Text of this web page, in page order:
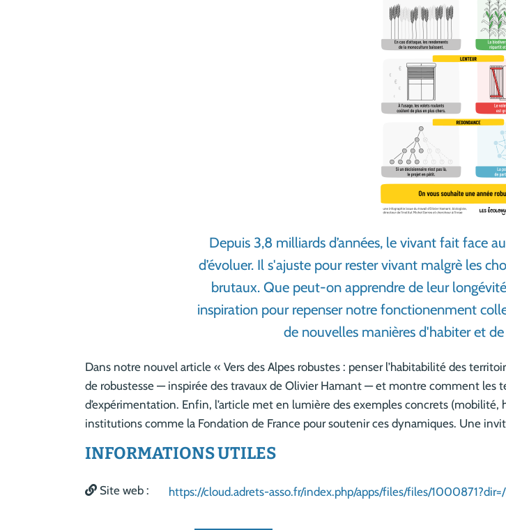
Depuis 3,8 milliards d’années, le vivant fait face
d’évoluer. Il s'ajuste pour rester vivant malgrè les
brutaux. Que peut-on apprendre de leur
inspiration pour repenser notre fonctionenment
de nouvelles manières d'habiter et
Dans notre nouvel article « Vers des Alpes robustes : penser l’habitabilité des
de robustesse — inspirée des travaux de Olivier Hamant — et montre comment les
d’expérimentation. Enfin, l’article met en lumière des exemples concrets
institutions comme la Fondation de France pour soutenir ces dynamiques. Une
INFORMATIONS UTILES
Site web : https://cloud.adrets-asso.fr/index.php/apps/files/files/